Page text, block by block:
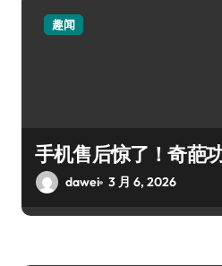
趣闻
手机售后惊了！奇葩
dawei 3 月 6, 2026